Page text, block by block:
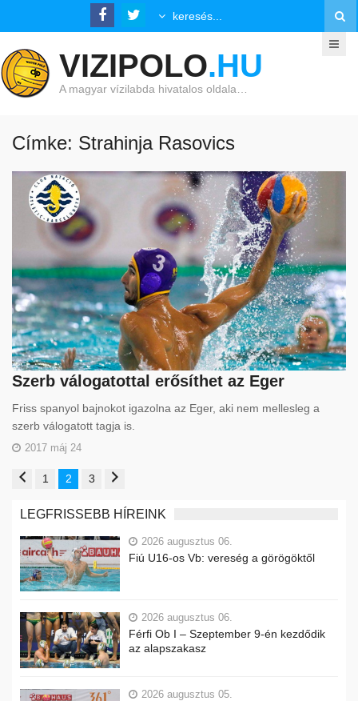
VIZIPOLO.HU
A magyar vízilabda hivatalos oldala…
Címke: Strahinja Rasovics
Szerb válogatottal erősíthet az Eger
Friss spanyol bajnokot igazolna az Eger, aki nem mellesleg a
szerb válogatott tagja is.
2017 máj 24
1 2 3
LEGFRISSEBB HÍREINK
2026 augusztus 06.
Fiú U16-os Vb: vereség a görögöktől
2026 augusztus 06.
Férfi Ob I – Szeptember 9-én kezdődik
az alapszakasz
2026 augusztus 05.